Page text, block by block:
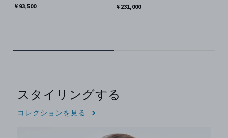
¥ 93,500
¥ 231,000
スタイリングする
コレクションを見る